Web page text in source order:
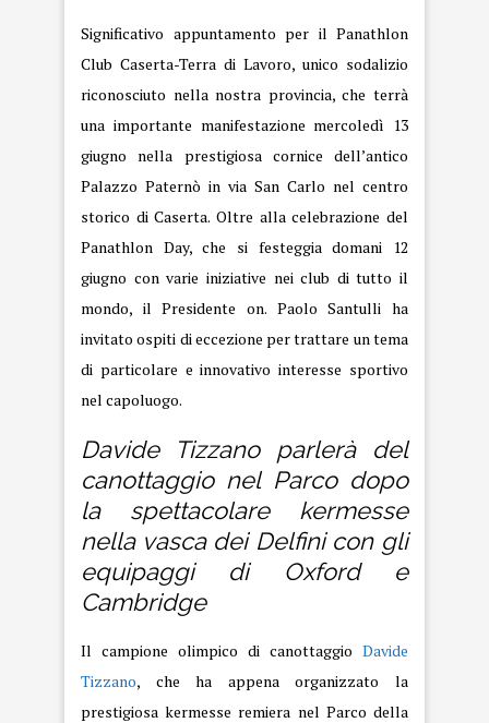
Significativo appuntamento per il Panathlon
Club Caserta-Terra di Lavoro, unico sodalizio
riconosciuto nella nostra provincia, che terrà
una importante manifestazione mercoledì 13
giugno nella prestigiosa cornice dell’antico
Palazzo Paternò in via San Carlo nel centro
storico di Caserta. Oltre alla celebrazione del
Panathlon Day, che si festeggia domani 12
giugno con varie iniziative nei club di tutto il
mondo, il Presidente on. Paolo Santulli ha
invitato ospiti di eccezione per trattare un tema
di particolare e innovativo interesse sportivo
nel capoluogo.
Davide Tizzano parlerà del
canottaggio nel Parco dopo
la spettacolare kermesse
nella vasca dei Delfini con gli
equipaggi di Oxford e
Cambridge
Il campione olimpico di canottaggio Davide
Tizzano, che ha appena organizzato la
prestigiosa kermesse remiera nel Parco della